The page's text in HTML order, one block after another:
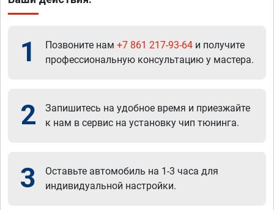
1 Позвоните нам +7 861 217-93-64 и получите
профессиональную консультацию у мастера.
2
Запишитесь на удобное время и приезжайте
к нам в сервис на установку чип тюнинга.
3
Оставьте автомобиль на 1-3 часа для
индивидуальной настройки.